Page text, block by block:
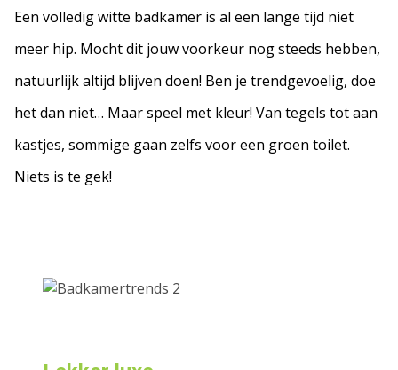
Een volledig witte badkamer is al een lange tijd niet
meer hip. Mocht dit jouw voorkeur nog steeds hebben,
natuurlijk altijd blijven doen! Ben je trendgevoelig, doe
het dan niet… Maar speel met kleur! Van tegels tot aan
kastjes, sommige gaan zelfs voor een groen toilet.
Niets is te gek!